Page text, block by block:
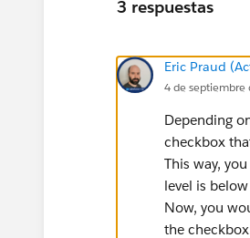
3 respuestas
Eric Praud
4 de septiembre
Depending
checkbox
This way,
level is
Now, you
the